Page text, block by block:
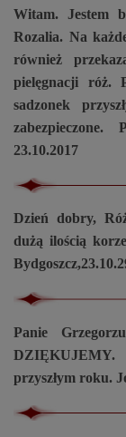
Witam. Jestem
Rozalia. Na
również
pielęgnacji róż.
sadzonek
23.10.2017
Dzień dobry,
dużą ilością
Panie
DZIĘKUJEMY.
przyszłym roku.